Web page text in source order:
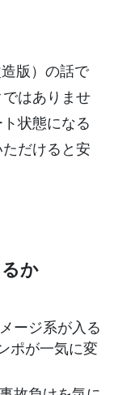
版） の話で
はありませ
状態になる
だけると安
か
ージ系が入る
ポが一気に変